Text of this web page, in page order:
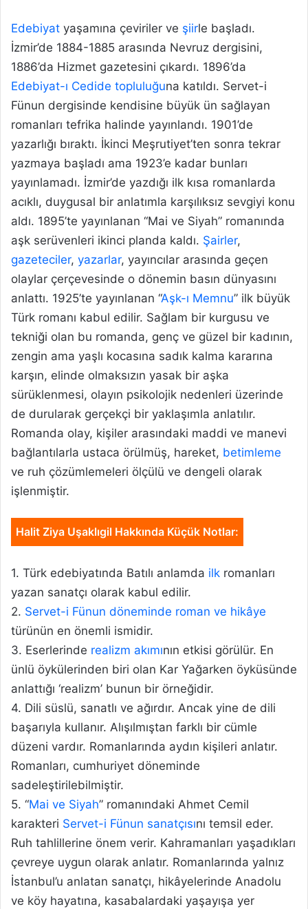
Edebiyat yaşamına çeviriler ve şiirle başladı.
İzmir’de 1884-1885 arasında Nevruz dergisini,
1886’da Hizmet gazetesini çıkardı. 1896’da
Edebiyat-ı Cedide topluluğuna katıldı. Servet-i
Fünun dergisinde kendisine büyük ün sağlayan
romanları tefrika halinde yayınlandı. 1901’de
yazarlığı bıraktı. İkinci Meşrutiyet’ten sonra tekrar
yazmaya başladı ama 1923’e kadar bunları
yayınlamadı. İzmir’de yazdığı ilk kısa romanlarda
acıklı, duygusal bir anlatımla karşılıksız sevgiyi konu
aldı. 1895’te yayınlanan “Mai ve Siyah” romanında
aşk serüvenleri ikinci planda kaldı. Şairler,
gazeteciler, yazarlar, yayıncılar arasında geçen
olaylar çerçevesinde o dönemin basın dünyasını
anlattı. 1925’te yayınlanan “Aşk-ı Memnu” ilk büyük
Türk romanı kabul edilir. Sağlam bir kurgusu ve
tekniği olan bu romanda, genç ve güzel bir kadının,
zengin ama yaşlı kocasına sadık kalma kararına
karşın, elinde olmaksızın yasak bir aşka
sürüklenmesi, olayın psikolojik nedenleri üzerinde
de durularak gerçekçi bir yaklaşımla anlatılır.
Romanda olay, kişiler arasındaki maddi ve manevi
bağlantılarla ustaca örülmüş, hareket, betimleme
ve ruh çözümlemeleri ölçülü ve dengeli olarak
işlenmiştir.
Halit Ziya Uşaklıgil Hakkında Küçük Notlar:
1. Türk edebiyatında Batılı anlamda ilk romanları
yazan sanatçı olarak kabul edilir.
2. Servet-i Fünun döneminde roman ve hikâye
türünün en önemli ismidir.
3. Eserlerinde realizm akımının etkisi görülür. En
ünlü öykülerinden biri olan Kar Yağarken öyküsünde
anlattığı ‘realizm’ bunun bir örneğidir.
4. Dili süslü, sanatlı ve ağırdır. Ancak yine de dili
başarıyla kullanır. Alışılmıştan farklı bir cümle
düzeni vardır. Romanlarında aydın kişileri anlatır.
Romanları, cumhuriyet döneminde
sadeleştirilebilmiştir.
5. “Mai ve Siyah” romanındaki Ahmet Cemil
karakteri Servet-i Fünun sanatçısını temsil eder.
Ruh tahlillerine önem verir. Kahramanları yaşadıkları
çevreye uygun olarak anlatır. Romanlarında yalnız
İstanbul’u anlatan sanatçı, hikâyelerinde Anadolu
ve köy hayatına, kasabalardaki yaşayışa yer